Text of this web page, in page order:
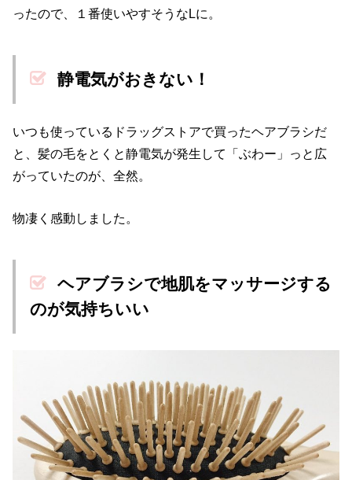
ったので、１番使いやすそうなLに。
静電気がおきない！
いつも使っているドラッグストアで買ったヘアブラシだ
と、髪の毛をとくと静電気が発生して「ぶわー」っと広
がっていたのが、全然。
物凄く感動しました。
ヘアブラシで地肌をマッサージする
のが気持ちいい